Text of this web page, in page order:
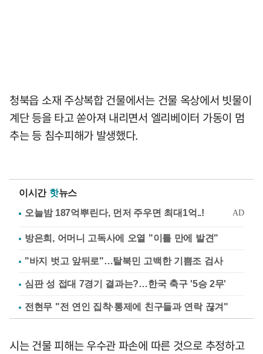
청북읍 소재 주상복합 건물에서는 건물 옥상에서 빗물이
계단 등을 타고 쏟아져 내리면서 엘리베이터 가동이 멈
추는 등 침수피해가 발생했다.
이시간 핫뉴스
방은희, 어머니 고독사에 오열 "이틀 만에 발견"
"바지 벗고 앞뒤로"…탈북민 고백한 기쁨조 검사
심판 성 접대 7경기 결과는?…한국 축구 '5승 2무'
전현무 "전 연인 집착·통제에 친구들과 연락 끊겨"
시는 건물 피해는 우수관 파손에 따른 것으로 추정하고